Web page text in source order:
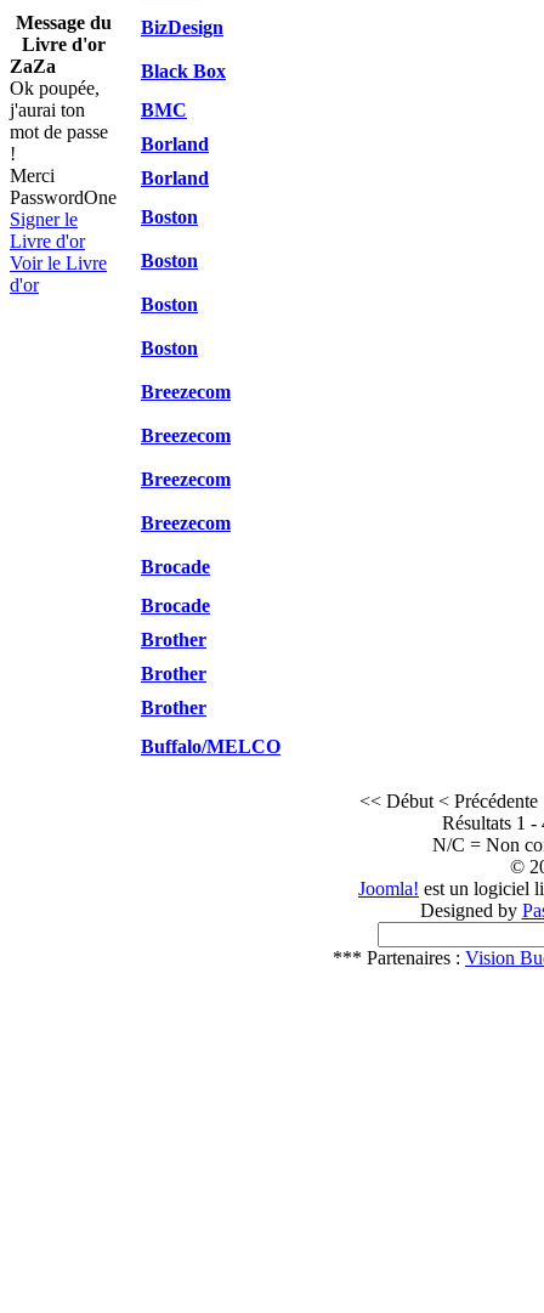
Message du
Livre d'or
ZaZa
Ok poupée,
j'aurai ton
mot de passe
!
Merci
PasswordOne
Signer le
Livre d'or
Voir le Livre
d'or
BizDesign
Black Box
BMC
Borland
Borland
Boston
Boston
Boston
Boston
Breezecom
Breezecom
Breezecom
Breezecom
Brocade
Brocade
Brother
Brother
Brother
Buffalo/MELCO
<< Début < Précédente
Résultats 1 -
N/C = Non
©
Joomla! est un logiciel
Designed by
*** Partenaires : Vision